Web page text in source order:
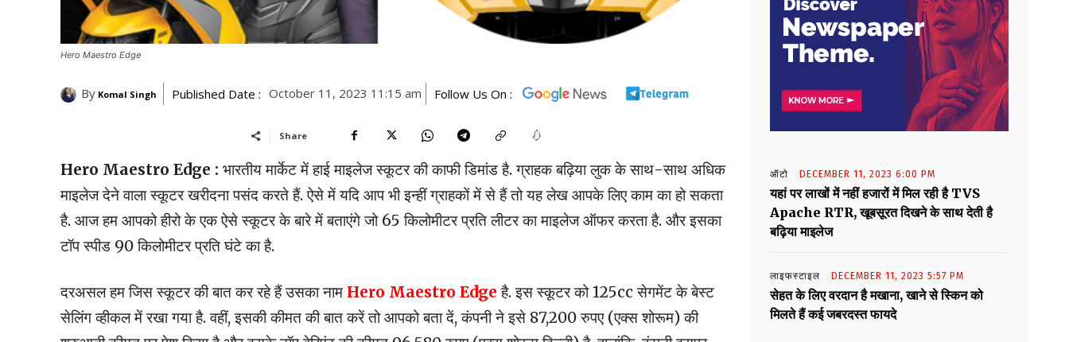
Hero Maestro Edge
By Komal Singh Published Date : October 11, 2023 11:15 am Follow Us On :
Share
Hero Maestro Edge : भारतीय मार्केट में हाई माइलेज स्कूटर की काफी डिमांड है. ग्राहक बढ़िया लुक के साथ-साथ अधिक
माइलेज देने वाला स्कूटर खरीदना पसंद करते हैं. ऐसे में यदि आप भी इन्हीं ग्राहकों में से हैं तो यह लेख आपके लिए काम का हो सकता
है. आज हम आपको हीरो के एक ऐसे स्कूटर के बारे में बताएंगे जो 65 किलोमीटर प्रति लीटर का माइलेज ऑफर करता है. और इसका
टॉप स्पीड 90 किलोमीटर प्रति घंटे का है.
दरअसल हम जिस स्कूटर की बात कर रहे हैं उसका नाम Hero Maestro Edge है. इस स्कूटर को 125cc सेगमेंट के बेस्ट
सेलिंग व्हीकल में रखा गया है. वहीं, इसकी कीमत की बात करें तो आपको बता दें, कंपनी ने इसे 87,200 रुपए (एक्स शोरूम) की
ऑटो DECEMBER 11, 2023 6:00 PM
यहां पर लाखों में नहीं हजारों में मिल रही है TVS
Apache RTR, खूबसूरत दिखने के साथ देती है
बढ़िया माइलेज
लाइफस्टाइल DECEMBER 11, 2023 5:57 PM
सेहत के लिए वरदान है मखाना, खाने से स्किन को
मिलते हैं कई जबरदस्त फायदे